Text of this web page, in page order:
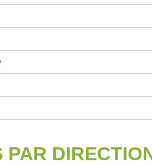
PAR